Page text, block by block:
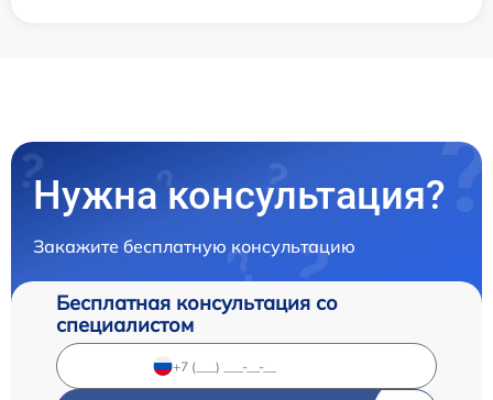
Нужна консультация?
Закажите бесплатную консультацию
Бесплатная консультация со
специалистом